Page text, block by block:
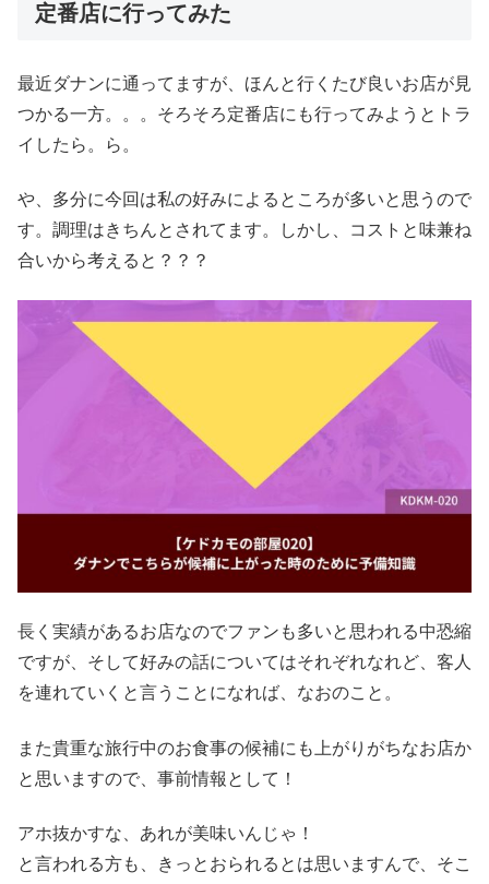
定番店に行ってみた
最近ダナンに通ってますが、ほんと行くたび良いお店が見
つかる一方。。。そろそろ定番店にも行ってみようとトラ
イしたら。ら。
や、多分に今回は私の好みによるところが多いと思うので
す。調理はきちんとされてます。しかし、コストと味兼ね
合いから考えると？？？
長く実績があるお店なのでファンも多いと思われる中恐縮
ですが、そして好みの話についてはそれぞれなれど、客人
を連れていくと言うことになれば、なおのこと。
また貴重な旅行中のお食事の候補にも上がりがちなお店か
と思いますので、事前情報として！
アホ抜かすな、あれが美味いんじゃ！
と言われる方も、きっとおられるとは思いますんで、そこ